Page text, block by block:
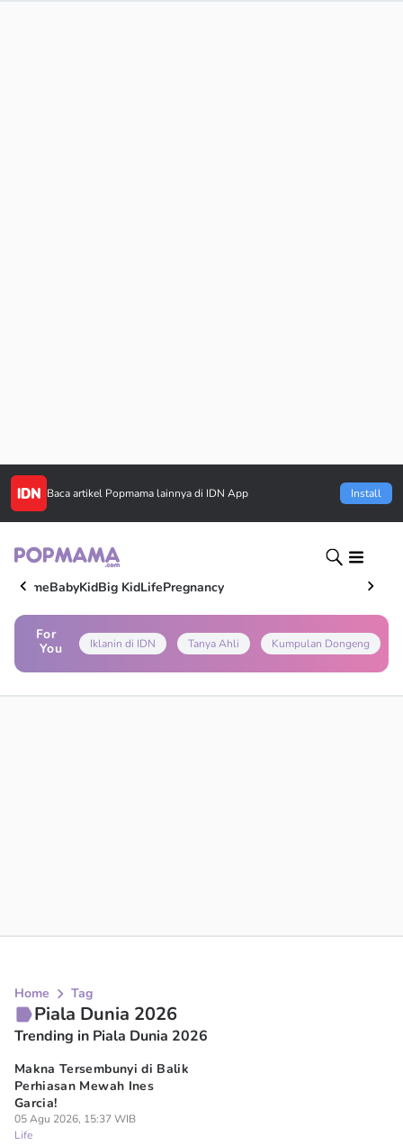
Baca artikel Popmama lainnya di IDN App Install
HomeBabyKidBig KidLifePregnancy
For
You
Iklanin di IDN Tanya Ahli Kumpulan Dongeng
Home Tag
Piala Dunia 2026
Trending in Piala Dunia 2026
Makna Tersembunyi di Balik
Perhiasan Mewah Ines
Garcia!
05 Agu 2026, 15:37 WIB
Life